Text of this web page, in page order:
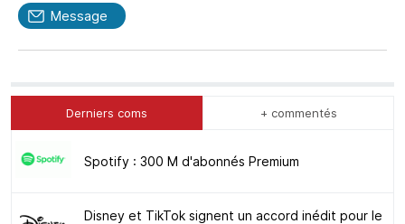
Message
Derniers coms + commentés
Spotify : 300 M d'abonnés Premium
Disney et TikTok signent un accord inédit pour le